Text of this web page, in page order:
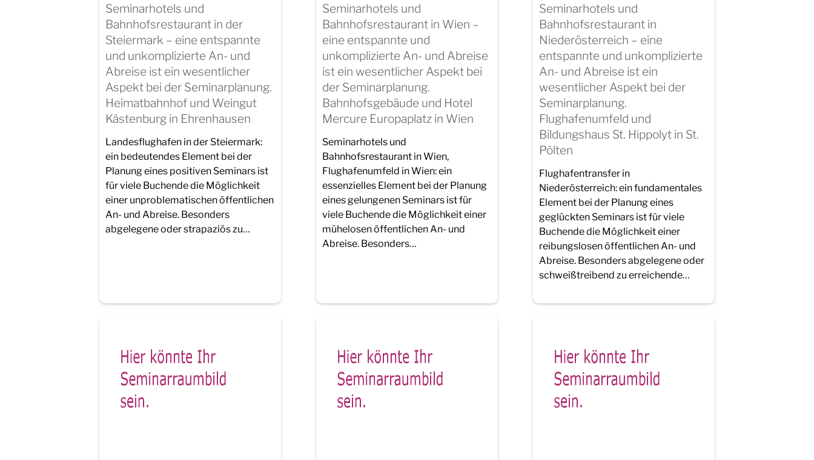
Seminarhotels und
Bahnhofsrestaurant in der
Steiermark – eine entspannte
und unkomplizierte An- und
Abreise ist ein wesentlicher
Aspekt bei der Seminarplanung.
Heimatbahnhof und Weingut
Kästenburg in Ehrenhausen
Landesflughafen in der Steiermark:
ein bedeutendes Element bei der
Planung eines positiven Seminars ist
für viele Buchende die Möglichkeit
einer unproblematischen öffentlichen
An- und Abreise. Besonders
abgelegene oder strapaziös zu…
Seminarhotels und
Bahnhofsrestaurant in Wien –
eine entspannte und
unkomplizierte An- und Abreise
ist ein wesentlicher Aspekt bei
der Seminarplanung.
Bahnhofsgebäude und Hotel
Mercure Europaplatz in Wien
Seminarhotels und
Bahnhofsrestaurant in Wien,
Flughafenumfeld in Wien: ein
essenzielles Element bei der Planung
eines gelungenen Seminars ist für
viele Buchende die Möglichkeit einer
mühelosen öffentlichen An- und
Abreise. Besonders…
Seminarhotels und
Bahnhofsrestaurant in
Niederösterreich – eine
entspannte und unkomplizierte
An- und Abreise ist ein
wesentlicher Aspekt bei der
Seminarplanung.
Flughafenumfeld und
Bildungshaus St. Hippolyt in St.
Pölten
Flughafentransfer in
Niederösterreich: ein fundamentales
Element bei der Planung eines
geglückten Seminars ist für viele
Buchende die Möglichkeit einer
reibungslosen öffentlichen An- und
Abreise. Besonders abgelegene oder
schweißtreibend zu erreichende…